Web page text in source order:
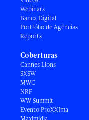
Webinars
Banca Digital
Portfólio de Agências
Reports
Coberturas
Cannes Lions
SXSW
MWC
NRF
WW Summit
Evento ProXXIma